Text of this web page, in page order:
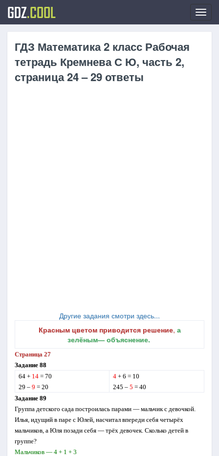
GDZ.COOL
ГДЗ Математика 2 класс Рабочая
тетрадь Кремнева С Ю, часть 2,
страница 24 – 29 ответы
Другие задания смотри здесь...
Красным цветом приводится решение, а
зелёным― объяснение.
Страница 27
Задание 88
64 + 14 = 70
29 –9 = 20
4 + 6 = 10
245 –5 = 40
Задание 89
Группа детского сада построилась парами — мальчик с девочкой.
Илья, идущий в паре с Юлей, насчитал впереди себя четырёх
мальчиков, а Юля позади себя — трёх девочек. Сколько де­тей в
группе?
Мальчиков — 4 + 1 + 3